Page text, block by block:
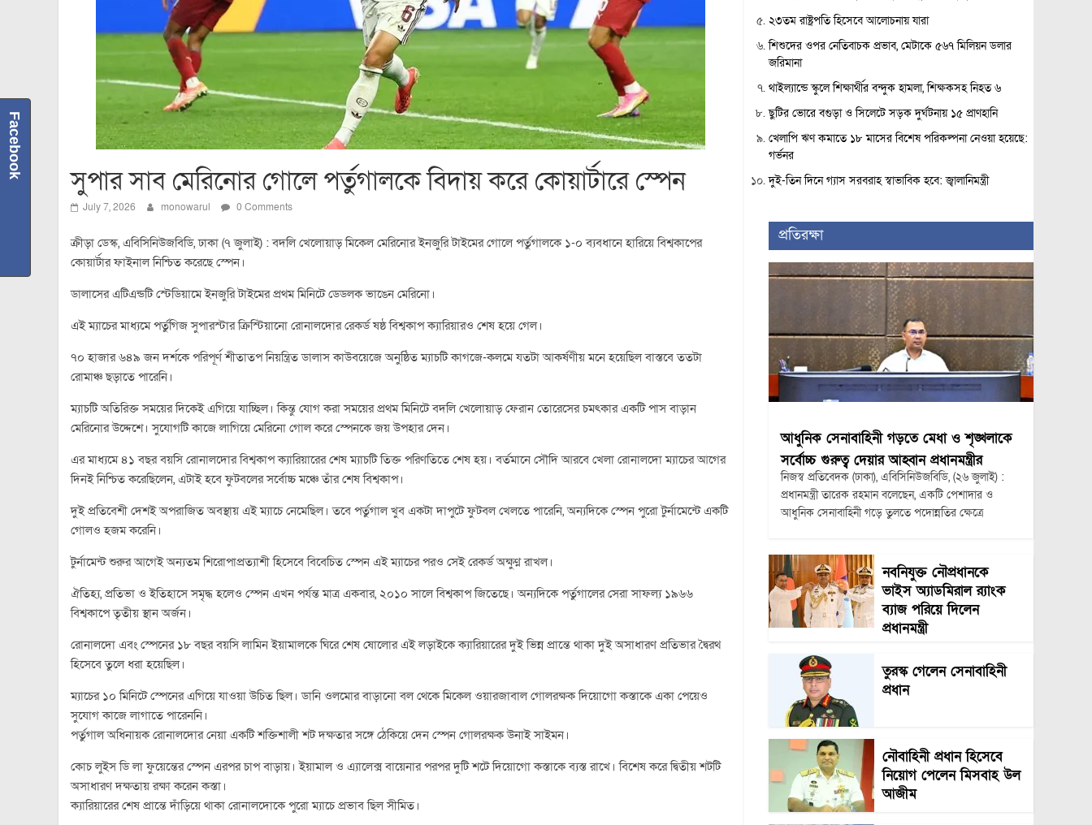
সুপার সাব মেরিনোর গোলে পর্তুগালকে বিদায় করে কোয়ার্টারে স্পেন
July 7, 2026 monowarul 0 Comments
ক্রীড়া ডেস্ক, এবিসিনিউজবিডি, ঢাকা (৭ জুলাই) : বদলি খেলোয়াড় মিকেল মেরিনোর ইনজুরি টাইমের গোলে পর্তুগালকে ১-০ ব্যবধানে হারিয়ে বিশ্বকাপের
কোয়ার্টার ফাইনাল নিশ্চিত করেছে স্পেন।
ডালাসের এটিএন্ডটি স্টেডিয়ামে ইনজুরি টাইমের প্রথম মিনিটে ডেডলক ভাঙেন মেরিনো।
এই ম্যাচের মাধ্যমে পর্তুগিজ সুপারস্টার ক্রিস্টিয়ানো রোনালদোর রেকর্ড ষষ্ঠ বিশ্বকাপ ক্যারিয়ারও শেষ হয়ে গেল।
৭০ হাজার ৬৪৯ জন দর্শকে পরিপূর্ণ শীতাতপ নিয়ন্ত্রিত ডালাস কাউবয়েজে অনুষ্ঠিত ম্যাচটি কাগজে-কলমে যতটা আকর্ষণীয় মনে হয়েছিল বাস্তবে ততটা
রোমাঞ্চ ছড়াতে পারেনি।
ম্যাচটি অতিরিক্ত সময়ের দিকেই এগিয়ে যাচ্ছিল। কিন্তু যোগ করা সময়ের প্রথম মিনিটে বদলি খেলোয়াড় ফেরান তোরেসের চমৎকার একটি পাস বাড়ান
মেরিনোর উদ্দেশে। সুযোগটি কাজে লাগিয়ে মেরিনো গোল করে স্পেনকে জয় উপহার দেন।
এর মাধ্যমে ৪১ বছর বয়সি রোনালদোর বিশ্বকাপ ক্যারিয়ারের শেষ ম্যাচটি তিক্ত পরিণতিতে শেষ হয়। বর্তমানে সৌদি আরবে খেলা রোনালদো ম্যাচের আগের
দিনই নিশ্চিত করেছিলেন, এটাই হবে ফুটবলের সর্বোচ্চ মঞ্চে তাঁর শেষ বিশ্বকাপ।
দুই প্রতিবেশী দেশই অপরাজিত অবস্থায় এই ম্যাচে নেমেছিল। তবে পর্তুগাল খুব একটা দাপুটে ফুটবল খেলতে পারেনি, অন্যদিকে স্পেন পুরো টুর্নামেন্টে একটি
গোলও হজম করেনি।
টুর্নামেন্ট শুরুর আগেই অন্যতম শিরোপাপ্রত্যাশী হিসেবে বিবেচিত স্পেন এই ম্যাচের পরও সেই রেকর্ড অক্ষুণ্ন রাখল।
ঐতিহ্য, প্রতিভা ও ইতিহাসে সমৃদ্ধ হলেও স্পেন এখন পর্যন্ত মাত্র একবার, ২০১০ সালে বিশ্বকাপ জিতেছে। অন্যদিকে পর্তুগালের সেরা সাফল্য ১৯৬৬
বিশ্বকাপে তৃতীয় স্থান অর্জন।
রোনালদো এবং স্পেনের ১৮ বছর বয়সি লামিন ইয়ামালকে ঘিরে শেষ ষোলোর এই লড়াইকে ক্যারিয়ারের দুই ভিন্ন প্রান্তে থাকা দুই অসাধারণ প্রতিভার দ্বৈরথ
হিসেবে তুলে ধরা হয়েছিল।
ম্যাচের ১০ মিনিটে স্পেনের এগিয়ে যাওয়া উচিত ছিল। ডানি ওলমোর বাড়ানো বল থেকে মিকেল ওয়ারজাবাল গোলরক্ষক দিয়োগো কস্তাকে একা পেয়েও
সুযোগ কাজে লাগাতে পারেননি।
পর্তুগাল অধিনায়ক রোনালদোর নেয়া একটি শক্তিশালী শট দক্ষতার সঙ্গে ঠেকিয়ে দেন স্পেন গোলরক্ষক উনাই সাইমন।
কোচ লুইস ডি লা ফুয়েন্তের স্পেন এরপর চাপ বাড়ায়। ইয়ামাল ও এ্যালেক্স বায়েনার পরপর দুটি শটে দিয়োগো কস্তাকে ব্যস্ত রাখে। বিশেষ করে দ্বিতীয় শটটি
অসাধারণ দক্ষতায় রক্ষা করেন কস্তা।
ক্যারিয়ারের শেষ প্রান্তে দাঁড়িয়ে থাকা রোনালদোকে পুরো ম্যাচে প্রভাব ছিল সীমিত।
২৩তম রাষ্ট্রপতি হিসেবে আলোচনায় যারা
শিশুদের ওপর নেতিবাচক প্রভাব, মেটাকে ৫৬৭ মিলিয়ন ডলার
জরিমানা
থাইল্যান্ডে স্কুলে শিক্ষার্থীর বন্দুক হামলা, শিক্ষকসহ নিহত ৬
ছুটির ভোরে বগুড়া ও সিলেটে সড়ক দুর্ঘটনায় ১৫ প্রাণহানি
খেলাপি ঋণ কমাতে ১৮ মাসের বিশেষ পরিকল্পনা নেওয়া হয়েছে:
গর্ভনর
দুই-তিন দিনে গ্যাস সরবরাহ স্বাভাবিক হবে: জ্বালানিমন্ত্রী
প্রতিরক্ষা
আধুনিক সেনাবাহিনী গড়তে মেধা ও শৃঙ্খলাকে
সর্বোচ্চ গুরুত্ব দেয়ার আহ্বান প্রধানমন্ত্রীর
নিজস্ব প্রতিবেদক (ঢাকা), এবিসিনিউজবিডি, (২৬ জুলাই) :
প্রধানমন্ত্রী তারেক রহমান বলেছেন, একটি পেশাদার ও
আধুনিক সেনাবাহিনী গড়ে তুলতে পদোন্নতির ক্ষেত্রে
নবনিযুক্ত নৌপ্রধানকে
ভাইস অ্যাডমিরাল র‍্যাংক
ব্যাজ পরিয়ে দিলেন
প্রধানমন্ত্রী
তুরস্ক গেলেন সেনাবাহিনী
প্রধান
নৌবাহিনী প্রধান হিসেবে
নিয়োগ পেলেন মিসবাহ উল
আজীম
Facebook